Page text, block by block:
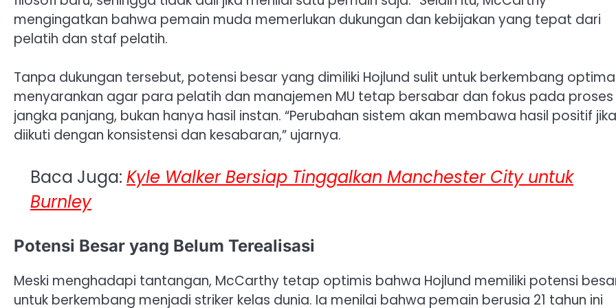
mengingatkan bahwa pemain muda memerlukan dukungan dan kebijakan yang tepat dari
pelatih dan staf pelatih.
Tanpa dukungan tersebut, potensi besar yang dimiliki Hojlund sulit untuk berkembang
menyarankan agar para pelatih dan manajemen MU tetap bersabar dan fokus pada proses
jangka panjang, bukan hanya hasil instan. “Perubahan sistem akan membawa hasil positif jika
diikuti dengan konsistensi dan kesabaran,” ujarnya.
Baca Juga: Kyle Walker Bersiap Tinggalkan Manchester City untuk
Burnley
Potensi Besar yang Belum Terealisasi
Meski menghadapi tantangan, McCarthy tetap optimis bahwa Hojlund memiliki potensi
untuk berkembang menjadi striker kelas dunia. Ia menilai bahwa pemain berusia 21 tahun ini